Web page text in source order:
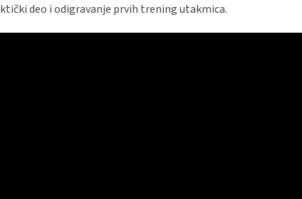
deo i odigravanje prvih trening utakmica.